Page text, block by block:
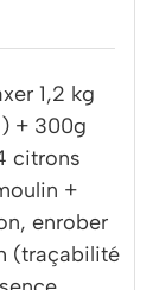
1,2 kg
+ 300g
citrons
+
enrober
(traçabilité